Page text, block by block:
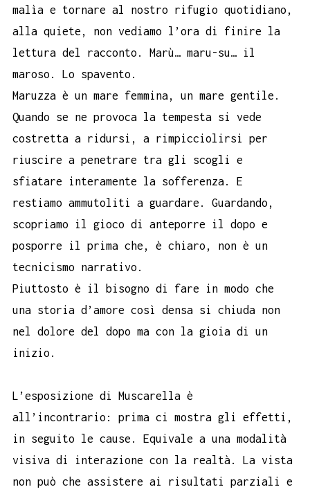
malìa e tornare al nostro rifugio quotidiano,
alla quiete, non vediamo l’ora di finire la
lettura del racconto. Marù… maru-su… il
maroso. Lo spavento.
Maruzza è un mare femmina, un mare gentile.
Quando se ne provoca la tempesta si vede
costretta a ridursi, a rimpicciolirsi per
riuscire a penetrare tra gli scogli e
sfiatare interamente la sofferenza. E
restiamo ammutoliti a guardare. Guardando,
scopriamo il gioco di anteporre il dopo e
posporre il prima che, è chiaro, non è un
tecnicismo narrativo.
Piuttosto è il bisogno di fare in modo che
una storia d’amore così densa si chiuda non
nel dolore del dopo ma con la gioia di un
inizio.
L’esposizione di Muscarella è
all’incontrario: prima ci mostra gli effetti,
in seguito le cause. Equivale a una modalità
visiva di interazione con la realtà. La vista
non può che assistere ai risultati parziali e